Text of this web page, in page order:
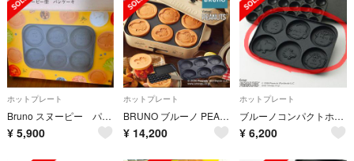
ホットプレート
Bruno スヌーピー パンケーキ
¥ 5,900
ホットプレート
BRUNO ブルーノ PEANUTS スヌーピー コンパクトホットプレート
¥ 14,200
ホットプレート
ブルーノコンパクトホットプレート用スヌーピー マルチプレート
¥ 6,200